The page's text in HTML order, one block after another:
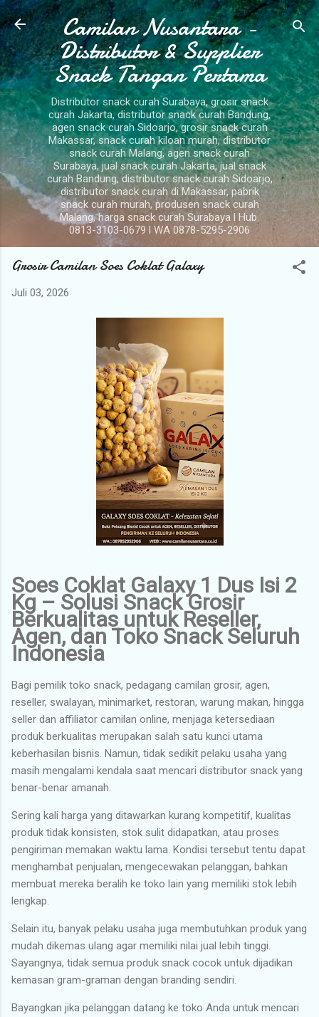
Langsung ke konten utama
Camilan Nusantara -
Distributor & Supplier
Snack Tangan Pertama
Distributor snack curah Surabaya, grosir snack
curah Jakarta, distributor snack curah Bandung,
agen snack curah Sidoarjo, grosir snack curah
Makassar, snack curah kiloan murah, distributor
snack curah Malang, agen snack curah
Surabaya, jual snack curah Jakarta, jual snack
curah Bandung, distributor snack curah Sidoarjo,
distributor snack curah di Makassar, pabrik
snack curah murah, produsen snack curah
Malang, harga snack curah Surabaya l Hub.
0813-3103-0679 l WA 0878-5295-2906
Grosir Camilan Soes Coklat Galaxy
Juli 03, 2026
Soes Coklat Galaxy 1 Dus Isi 2
Kg – Solusi Snack Grosir
Berkualitas untuk Reseller,
Agen, dan Toko Snack Seluruh
Indonesia
Bagi pemilik toko snack, pedagang camilan grosir, agen,
reseller, swalayan, minimarket, restoran, warung makan, hingga
seller dan affiliator camilan online, menjaga ketersediaan
produk berkualitas merupakan salah satu kunci utama
keberhasilan bisnis. Namun, tidak sedikit pelaku usaha yang
masih mengalami kendala saat mencari distributor snack yang
benar-benar amanah.
Sering kali harga yang ditawarkan kurang kompetitif, kualitas
produk tidak konsisten, stok sulit didapatkan, atau proses
pengiriman memakan waktu lama. Kondisi tersebut tentu dapat
menghambat penjualan, mengecewakan pelanggan, bahkan
membuat mereka beralih ke toko lain yang memiliki stok lebih
lengkap.
Selain itu, banyak pelaku usaha juga membutuhkan produk yang
mudah dikemas ulang agar memiliki nilai jual lebih tinggi.
Sayangnya, tidak semua produk snack cocok untuk dijadikan
kemasan gram-graman dengan branding sendiri.
Bayangkan jika pelanggan datang ke toko Anda untuk mencari